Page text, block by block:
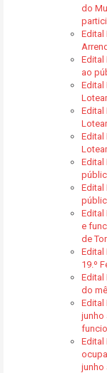
do
Edital
Edital
ao
Edital
Edital
Edital
Edital
Edital
Edital
e
de
Edital
19.º
Edital
do
Edital
junho
Edital
junho